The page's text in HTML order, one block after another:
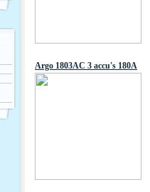
Argo 1803AC 3 accu's 180A